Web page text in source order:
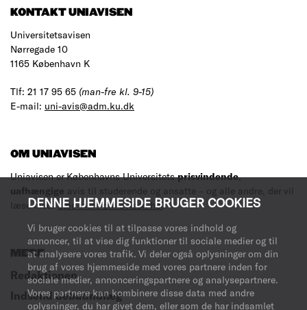
DENNE HJEMMESIDE BRUGER COOKIES
Vi bruger cookies til at tilpasse vores indhold og
annoncer, til at vise dig funktioner til sociale medier og til
at analysere vores trafik. Vi deler også oplysninger om din
brug af vores hjemmeside med vores partnere inden for
sociale medier, annonceringspartnere og analysepartnere.
Vores partnere kan kombinere disse data med andre
oplysninger, du har givet dem, eller som de har indsamlet
KONTAKT UNIAVISEN
Universitetsavisen
Nørregade 10
1165 København K
Tlf: 21 17 95 65 (man-fre kl. 9-15)
E-mail: uni-avis@adm.ku.dk
OM UNIAVISEN
Uniavisen er Københavns Universitetsprisvindende,
uafhængige avis til studerende og ansatte – og alle andre, der vil
læse med.Læs mere om avisen her.
MERE
Redaktionen
Indsend debatindlæg